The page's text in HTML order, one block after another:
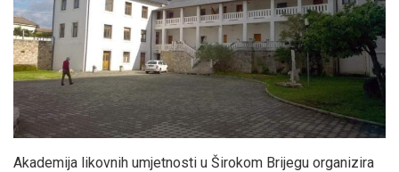
Akademija likovnih umjetnosti u Širokom Brijegu organizira